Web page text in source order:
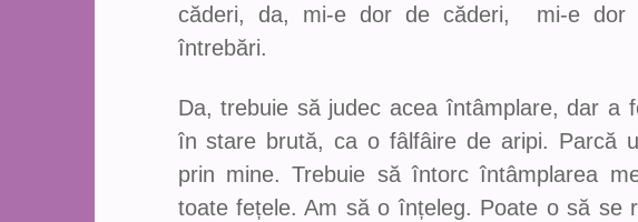
căderi, da, mi-e dor de căderi, mi-e dor
întrebări.
Da, trebuie să judec acea întâmplare, dar a
în stare brută, ca o fâlfâire de aripi. Parcă
prin mine. Trebuie să întorc întâmplarea
toate fețele. Am să o înțeleg. Poate o să se